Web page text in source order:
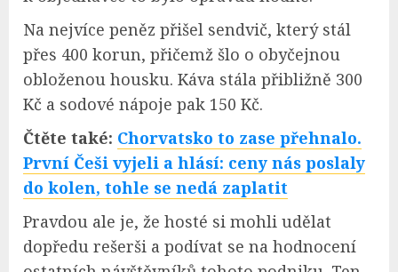
Na nejvíce peněz přišel sendvič, který stál
přes 400 korun, přičemž šlo o obyčejnou
obloženou housku. Káva stála přibližně 300
Kč a sodové nápoje pak 150 Kč.
Čtěte také: Chorvatsko to zase přehnalo.
První Češi vyjeli a hlásí: ceny nás poslaly
do kolen, tohle se nedá zaplatit
Pravdou ale je, že hosté si mohli udělat
dopředu rešerši a podívat se na hodnocení